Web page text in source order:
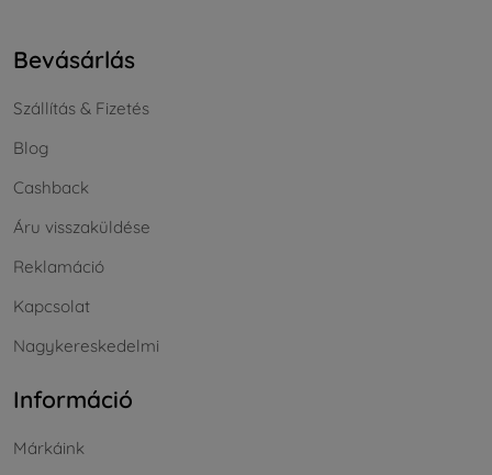
Bevásárlás
Szállítás & Fizetés
Blog
Cashback
Áru visszaküldése
Reklamáció
Kapcsolat
Nagykereskedelmi
Információ
Márkáink